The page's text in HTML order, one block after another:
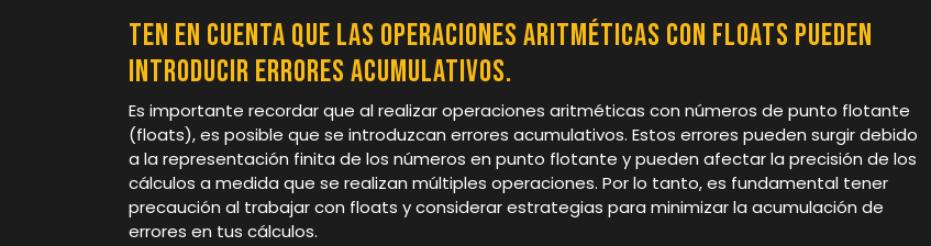
Ten en cuenta que las operaciones aritméticas con floats pueden
introducir errores acumulativos.
Es importante recordar que al realizar operaciones aritméticas con números de punto flotante
(floats), es posible que se introduzcan errores acumulativos. Estos errores pueden surgir debido
a la representación finita de los números en punto flotante y pueden afectar la precisión de los
cálculos a medida que se realizan múltiples operaciones. Por lo tanto, es fundamental tener
precaución al trabajar con floats y considerar estrategias para minimizar la acumulación de
errores en tus cálculos.